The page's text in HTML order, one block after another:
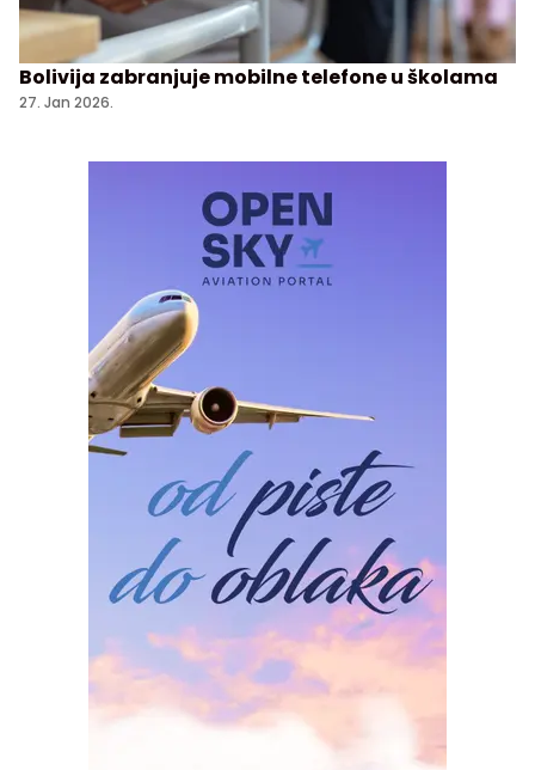
Bolivija zabranjuje mobilne telefone u školama
27. Jan 2026.